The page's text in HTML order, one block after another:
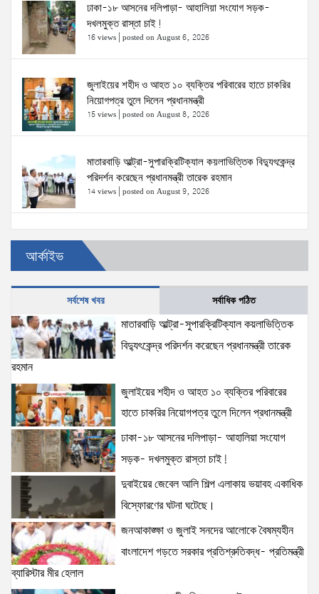
ঢাকা-১৮ আসনের দলিপাড়া- আহালিয়া সংযোগ সড়ক-
দখলমুক্ত রাস্তা চাই!
16 views posted on August 6, 2026
জুলাইয়ের শহীদ ও আহত ১০ ব্যক্তির পরিবারের হাতে চাকরির
নিয়োগপত্র তুলে দিলেন প্রধানমন্ত্রী
15 views posted on August 8, 2026
মাতারবাড়ি আল্ট্রা-সুপারক্রিটিক্যাল কয়লাভিত্তিক বিদ্যুৎকেন্দ্র
পরিদর্শন করেছেন প্রধানমন্ত্রী তারেক রহমান
14 views posted on August 9, 2026
প্রত্যেক অপরাধীর বিচার এ দেশেই হবে, সে যত শক্তিশালীই
হোক না কেন—চট্টগ্রামে জুলাই গণঅভ্যুত্থান দিবসে প্রতিমন্ত্রী
ব্যারিস্টার মীর হেলাল
6 views|posted on August 5, 2026
জনআকাঙ্ক্ষা ও জুলাই সনদের আলোকে বৈষম্যহীন বাংলাদেশ
গড়তে সরকার প্রতিশ্রুতিবদ্ধ- প্রতিমন্ত্রী ব্যারিস্টার মীর হেলাল
6 views| posted on August 5, 2026
আর্কাইভ
সর্বশেষ খবর সর্বাধিক পঠিত
মাতারবাড়ি আল্ট্রা-সুপারক্রিটিক্যাল কয়লাভিত্তিক
বিদ্যুৎকেন্দ্র পরিদর্শন করেছেন প্রধানমন্ত্রী তারেক
রহমান
জুলাইয়ের শহীদ ও আহত ১০ ব্যক্তির পরিবারের
হাতে চাকরির নিয়োগপত্র তুলে দিলেন প্রধানমন্ত্রী
ঢাকা-১৮ আসনের দলিপাড়া- আহালিয়া সংযোগ
সড়ক- দখলমুক্ত রাস্তা চাই!
দুবাইয়ের জেবেল আলি শিল্প এলাকায় ভয়াবহ একাধিক
বিস্ফোরণের ঘটনা ঘটেছে।
জনআকাঙ্ক্ষা ও জুলাই সনদের আলোকে বৈষম্যহীন
বাংলাদেশ গড়তে সরকার প্রতিশ্রুতিবদ্ধ- প্রতিমন্ত্রী
ব্যারিস্টার মীর হেলাল